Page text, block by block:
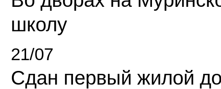
школу
21/07
Сдан первый жилой